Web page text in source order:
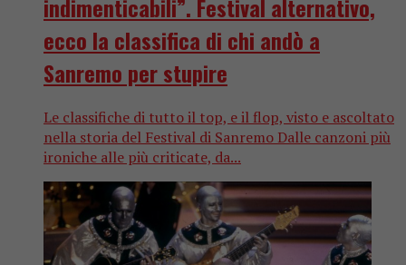
indimenticabili”. Festival alternativo,
ecco la classifica di chi andò a
Sanremo per stupire
Le classifiche di tutto il top, e il flop, visto e ascoltato
nella storia del Festival di Sanremo Dalle canzoni più
ironiche alle più criticate, da...